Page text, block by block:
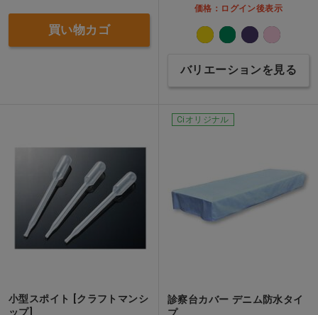
買い物カゴ
価格：ログイン後表示
バリエーションを見る
小型スポイト [クラフトマンシ
ップ]
Ciオリジナル
診察台カバー デニム防水タイ